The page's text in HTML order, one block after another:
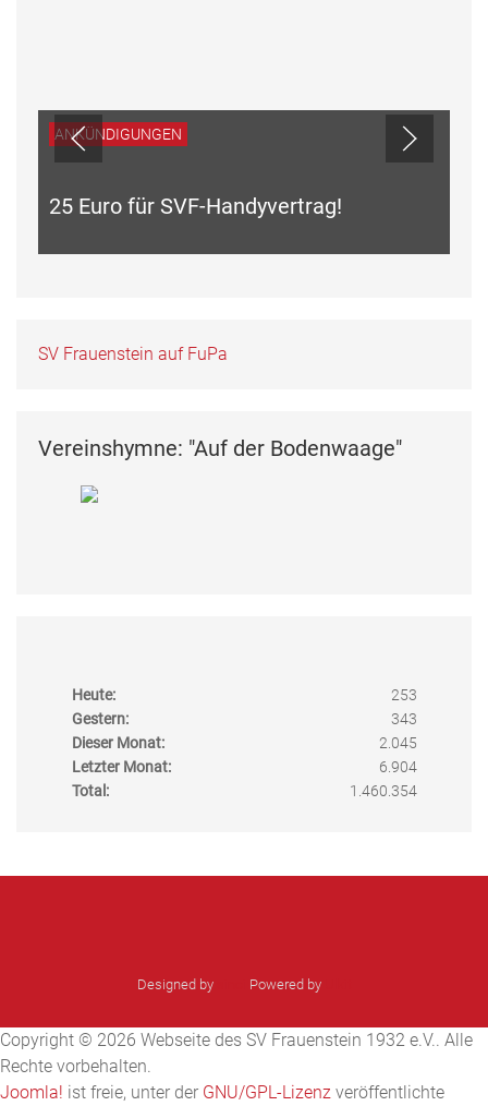
ANKÜNDIGUNGEN
25 Euro für SVF-Handyvertrag!
SV Frauenstein auf FuPa
Vereinshymne: "Auf der Bodenwaage"
Heute:
253
Gestern:
343
Dieser Monat:
2.045
Letzter Monat:
6.904
Total:
1.460.354
Designed by Powered by
Copyright © 2026 Webseite des SV Frauenstein 1932 e.V.. Alle
Rechte vorbehalten.
Joomla! ist freie, unter der GNU/GPL-Lizenz veröffentlichte